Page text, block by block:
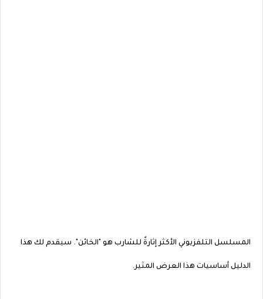
المسلسل التلفزيوني الأكثر إثارةً للشارب هو "الخائن". سيقدم لك هذا
الدليل أساسيات هذا العرض المثير.